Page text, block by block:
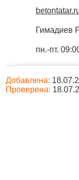
Гимадиев
пн.-пт.
Добавлена:
Проверена: